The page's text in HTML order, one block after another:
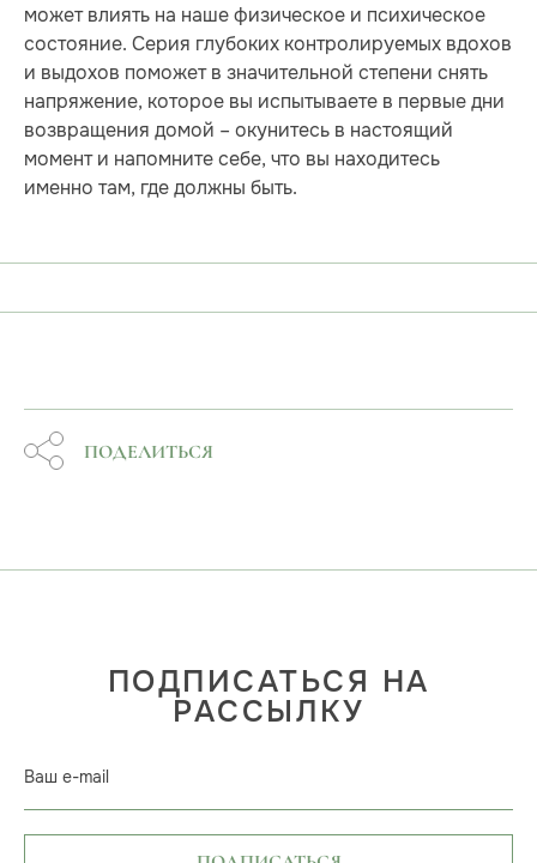
может влиять на наше физическое и психическое
состояние. Серия глубоких контролируемых вдохов
и выдохов поможет в значительной степени снять
напряжение, которое вы испытываете в первые дни
возвращения домой – окунитесь в настоящий
момент и напомните себе, что вы находитесь
именно там, где должны быть.
ПОДЕЛИТЬСЯ
ПОДПИСАТЬСЯ НА
РАССЫЛКУ
Ваш e-mail